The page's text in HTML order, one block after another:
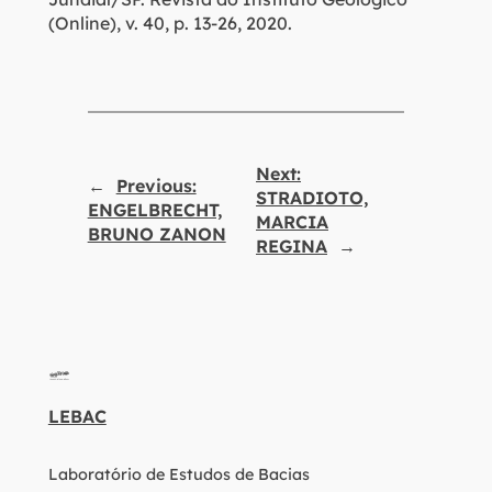
(Online), v. 40, p. 13-26, 2020.
←
Previous:
ENGELBRECHT,
BRUNO ZANON
Next:
STRADIOTO,
MARCIA
REGINA
→
LEBAC
Laboratório de Estudos de Bacias